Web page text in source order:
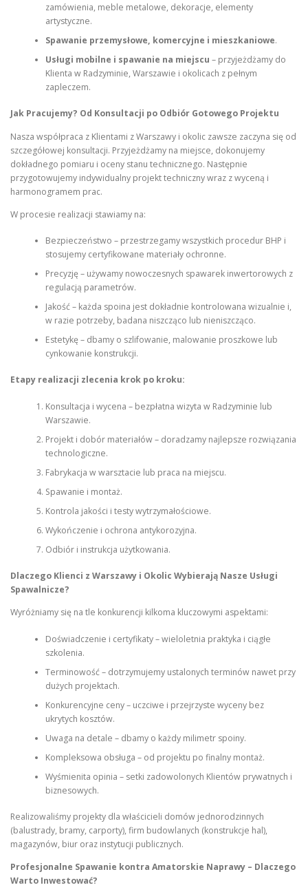
zamówienia, meble metalowe, dekoracje, elementy
artystyczne.
Spawanie przemysłowe, komercyjne i mieszkaniowe.
Usługi mobilne i spawanie na miejscu – przyjeżdżamy do
Klienta w Radzyminie, Warszawie i okolicach z pełnym
zapleczem.
Jak Pracujemy? Od Konsultacji po Odbiór Gotowego Projektu
Nasza współpraca z Klientami z Warszawy i okolic zawsze zaczyna się od
szczegółowej konsultacji. Przyjeżdżamy na miejsce, dokonujemy
dokładnego pomiaru i oceny stanu technicznego. Następnie
przygotowujemy indywidualny projekt techniczny wraz z wyceną i
harmonogramem prac.
W procesie realizacji stawiamy na:
Bezpieczeństwo – przestrzegamy wszystkich procedur BHP i
stosujemy certyfikowane materiały ochronne.
Precyzję – używamy nowoczesnych spawarek inwertorowych z
regulacją parametrów.
Jakość – każda spoina jest dokładnie kontrolowana wizualnie i,
w razie potrzeby, badana niszcząco lub nieniszcząco.
Estetykę – dbamy o szlifowanie, malowanie proszkowe lub
cynkowanie konstrukcji.
Etapy realizacji zlecenia krok po kroku:
Konsultacja i wycena – bezpłatna wizyta w Radzyminie lub
Warszawie.
Projekt i dobór materiałów – doradzamy najlepsze rozwiązania
technologiczne.
Fabrykacja w warsztacie lub praca na miejscu.
Spawanie i montaż.
Kontrola jakości i testy wytrzymałościowe.
Wykończenie i ochrona antykorozyjna.
Odbiór i instrukcja użytkowania.
Dlaczego Klienci z Warszawy i Okolic Wybierają Nasze Usługi
Spawalnicze?
Wyróżniamy się na tle konkurencji kilkoma kluczowymi aspektami:
Doświadczenie i certyfikaty – wieloletnia praktyka i ciągłe
szkolenia.
Terminowość – dotrzymujemy ustalonych terminów nawet przy
dużych projektach.
Konkurencyjne ceny – uczciwe i przejrzyste wyceny bez
ukrytych kosztów.
Uwaga na detale – dbamy o każdy milimetr spoiny.
Kompleksowa obsługa – od projektu po finalny montaż.
Wyśmienita opinia – setki zadowolonych Klientów prywatnych i
biznesowych.
Realizowaliśmy projekty dla właścicieli domów jednorodzinnych
(balustrady, bramy, carporty), firm budowlanych (konstrukcje hal),
magazynów, biur oraz instytucji publicznych.
Profesjonalne Spawanie kontra Amatorskie Naprawy – Dlaczego
Warto Inwestować?